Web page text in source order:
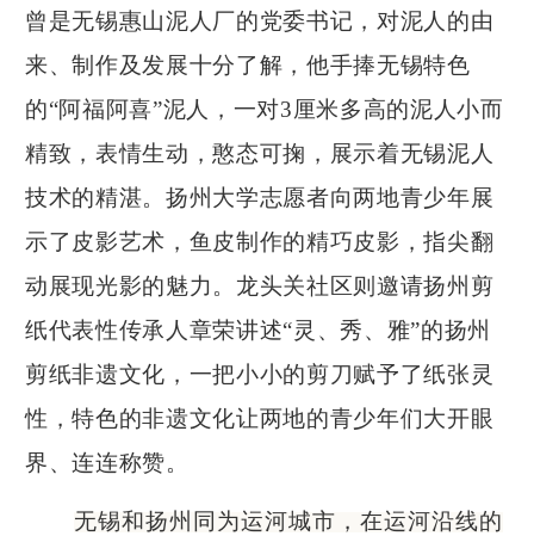
曾是无锡惠山泥人厂的党委书记，对泥人的由
来、制作及发展十分了解，他手捧无锡特色
的“阿福阿喜”泥人，一对3厘米多高的泥人小而
精致，表情生动，憨态可掬，展示着无锡泥人
技术的精湛。扬州大学志愿者向两地青少年展
示了皮影艺术，鱼皮制作的精巧皮影，指尖翻
动展现光影的魅力。龙头关社区则邀请扬州剪
纸代表性传承人章荣讲述“灵、秀、雅”的扬州
剪纸非遗文化，一把小小的剪刀赋予了纸张灵
性，特色的非遗文化让两地的青少年们大开眼
界、连连称赞。
无锡和扬州同为运河城市，在运河沿线的